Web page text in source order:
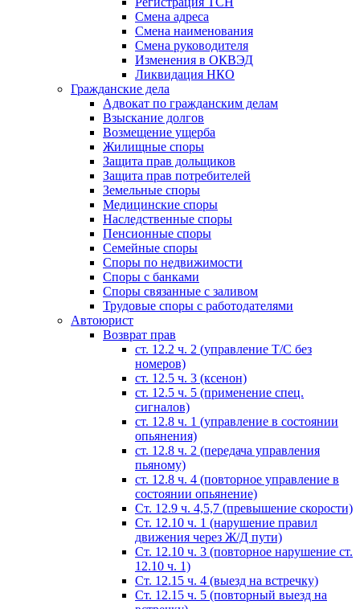
Смена адреса
Смена наименования
Смена руководителя
Изменения в ОКВЭД
Ликвидация НКО
Гражданские дела
Адвокат по гражданским делам
Взыскание долгов
Возмещение ущерба
Жилищные споры
Защита прав дольщиков
Защита прав потребителей
Земельные споры
Медицинские споры
Наследственные споры
Пенсионные споры
Семейные споры
Cпоры по недвижимости
Споры с банками
Споры связанные с заливом
Трудовые споры с работодателями
Автоюрист
Возврат прав
ст. 12.2 ч. 2 (управление Т/С без
номеров)
ст. 12.5 ч. 3 (ксенон)
ст. 12.5 ч. 5 (применение спец.
сигналов)
cт. 12.8 ч. 1 (управление в состоянии
опьянения)
ст. 12.8 ч. 2 (передача управления
пьяному)
ст. 12.8 ч. 4 (повторное управление в
состоянии опьянение)
Ст. 12.9 ч. 4,5,7 (превышение скорости)
Ст. 12.10 ч. 1 (нарушение правил
движения через Ж/Д пути)
Ст. 12.10 ч. 3 (повторное нарушение ст.
12.10 ч. 1)
Ст. 12.15 ч. 4 (выезд на встречку)
Ст. 12.15 ч. 5 (повторный выезд на